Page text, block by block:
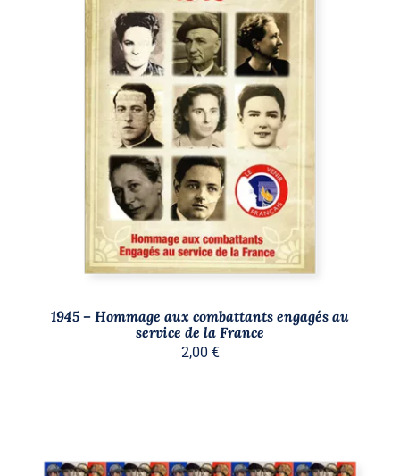
AJOUTER AU PANIER
/
1945 – Hommage aux combattants engagés au
service de la France
2,00 €